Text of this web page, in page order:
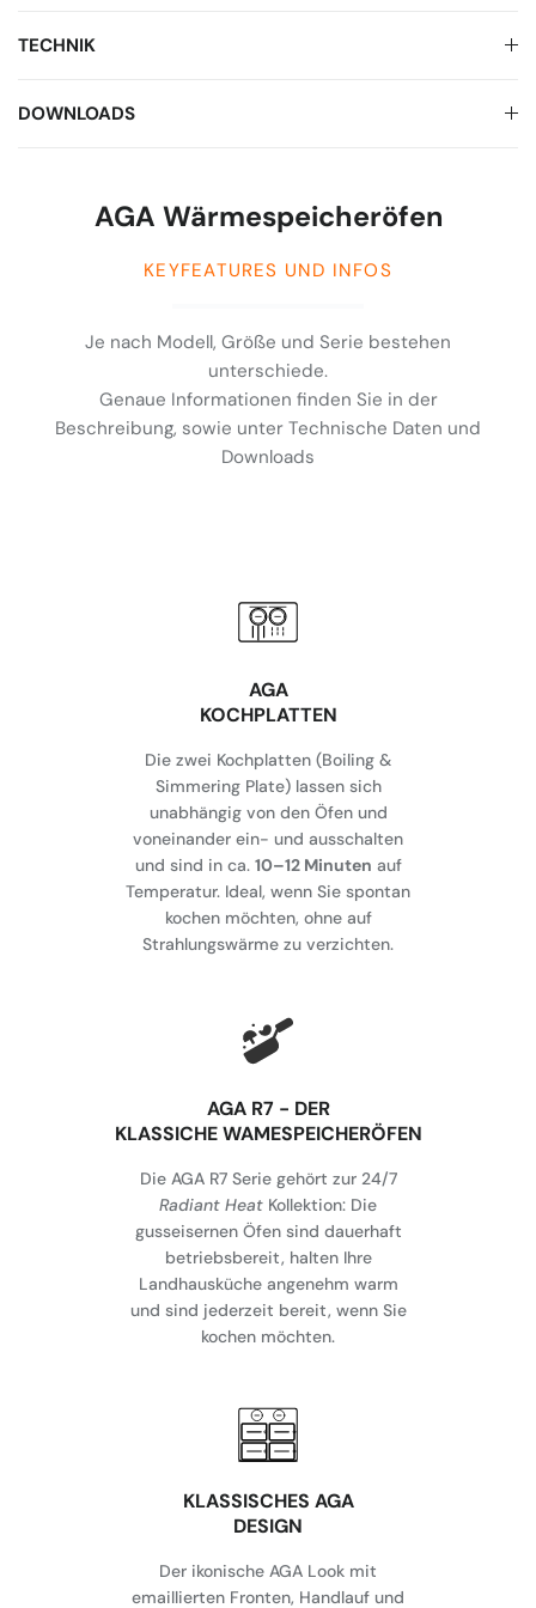
TECHNIK
DOWNLOADS
AGA Wärmespeicheröfen
KEYFEATURES UND INFOS
Je nach Modell, Größe und Serie bestehen
unterschiede.
Genaue Informationen finden Sie in der
Beschreibung, sowie unter Technische Daten und
Downloads
AGA
KOCHPLATTEN
Die zwei Kochplatten (Boiling &
Simmering Plate) lassen sich
unabhängig von den Öfen und
voneinander ein- und ausschalten
und sind in ca. 10–12 Minuten auf
Temperatur. Ideal, wenn Sie spontan
kochen möchten, ohne auf
Strahlungswärme zu verzichten.
AGA R7 - DER
KLASSICHE WAMESPEICHERÖFEN
Die AGA R7 Serie gehört zur 24/7
Radiant Heat Kollektion: Die
gusseisernen Öfen sind dauerhaft
betriebsbereit, halten Ihre
Landhausküche angenehm warm
und sind jederzeit bereit, wenn Sie
kochen möchten.
KLASSISCHES AGA
DESIGN
Der ikonische AGA Look mit
emaillierten Fronten, Handlauf und